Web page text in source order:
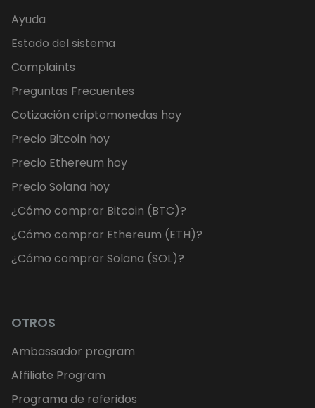
Ayuda
Estado del sistema
Complaints
Preguntas Frecuentes
Cotización criptomonedas hoy
Precio Bitcoin hoy
Precio Ethereum hoy
Precio Solana hoy
¿Cómo comprar Bitcoin (BTC)?
¿Cómo comprar Ethereum (ETH)?
¿Cómo comprar Solana (SOL)?
OTROS
Ambassador program
Affiliate Program
Programa de referidos